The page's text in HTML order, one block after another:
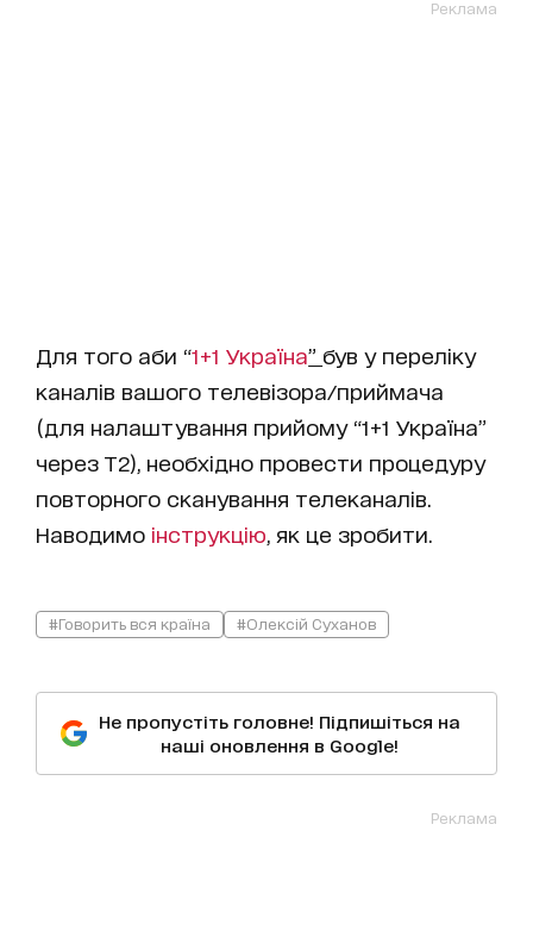
Реклама
Для того аби “1+1 Україна” був у переліку
каналів вашого телевізора/приймача
(для налаштування прийому “1+1 Україна”
через Т2), необхідно провести процедуру
повторного сканування телеканалів.
Наводимо інструкцію , як це зробити.
#Говорить вся країна #Олексій Суханов
Не пропустіть головне! Підпишіться на
наші оновлення в Google!
Реклама